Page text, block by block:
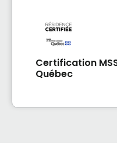
Certification
Québec